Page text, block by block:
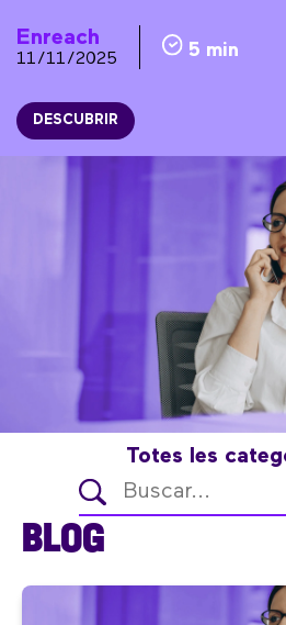
Enreach
11/11/2025 5 min
DESCUBRIR
Totes les
BLOG